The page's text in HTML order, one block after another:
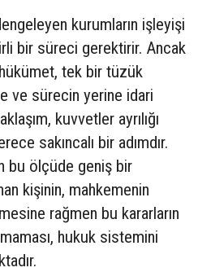
kurumların işleyişi
bir süreci gerektirir. Ancak
tek bir tüzük
ve sürecin yerine idari
kuvvetler ayrılığı
sakıncalı bir adımdır.
bu ölçüde geniş bir
kişinin, mahkemenin
rağmen bu kararların
hukuk sistemini